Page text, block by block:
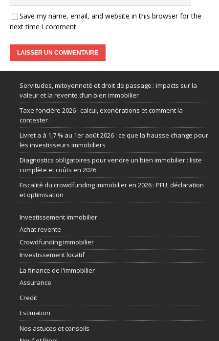
Save my name, email, and website in this browser for the
next time I comment.
Servitudes, mitoyenneté et droit de passage : impacts sur la
valeur et la revente d’un bien immobilier
Taxe foncière 2026 : calcul, exonérations et comment la
contester
Livret a à 1,7 % au 1er août 2026 : ce que la hausse change pour
les investisseurs immobiliers
Diagnostics obligatoires pour vendre un bien immobilier : liste
complète et coûts en 2026
Fiscalité du crowdfunding immobilier en 2026 : PFU, déclaration
et optimisation
Investissement immobilier
Achat revente
Crowdfunding immobilier
Investissement locatif
La finance de l'immobilier
Assurance
Credit
Estimation
Nos astuces et conseils